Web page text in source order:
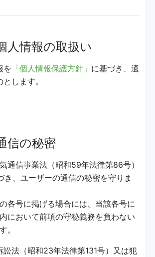
人情報の取扱い
を 「個人情報保護方針」 に基づき、適
します。
信の秘密
通信事業法（昭和59年法律第86号）
き、ユーザーの通信の秘密を守りま
各号に掲げる場合には、当該各号に
において前項の守秘義務を負わない
。
訟法（昭和23年法律第131号）又は犯